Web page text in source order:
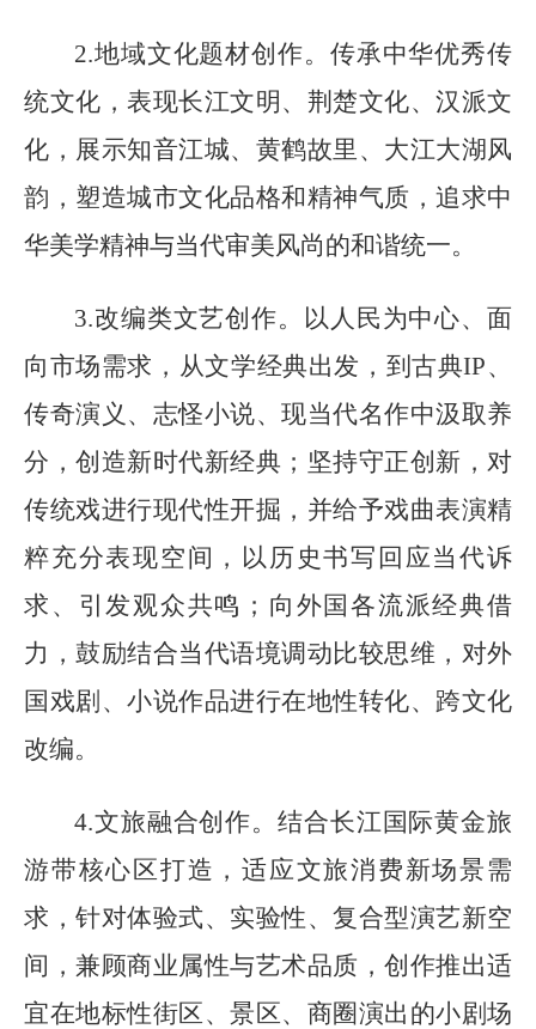
2.地域文化题材创作。传承中华优秀传
统文化，表现长江文明、荆楚文化、汉派文
化，展示知音江城、黄鹤故里、大江大湖风
韵，塑造城市文化品格和精神气质，追求中
华美学精神与当代审美风尚的和谐统一。
3.改编类文艺创作。以人民为中心、面
向市场需求，从文学经典出发，到古典IP、
传奇演义、志怪小说、现当代名作中汲取养
分，创造新时代新经典；坚持守正创新，对
传统戏进行现代性开掘，并给予戏曲表演精
粹充分表现空间，以历史书写回应当代诉
求、引发观众共鸣；向外国各流派经典借
力，鼓励结合当代语境调动比较思维，对外
国戏剧、小说作品进行在地性转化、跨文化
改编。
4.文旅融合创作。结合长江国际黄金旅
游带核心区打造，适应文旅消费新场景需
求，针对体验式、实验性、复合型演艺新空
间，兼顾商业属性与艺术品质，创作推出适
宜在地标性街区、景区、商圈演出的小剧场